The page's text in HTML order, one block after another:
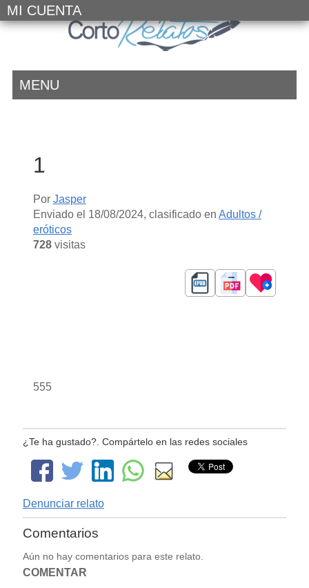
MI CUENTA
MENU
1
Por Jasper
Enviado el 18/08/2024, clasificado en Adultos /
eróticos
728visitas
555
¿Te ha gustado?. Compártelo en las redes sociales
Denunciar relato
Comentarios
Aún no hay comentarios para este relato.
COMENTAR